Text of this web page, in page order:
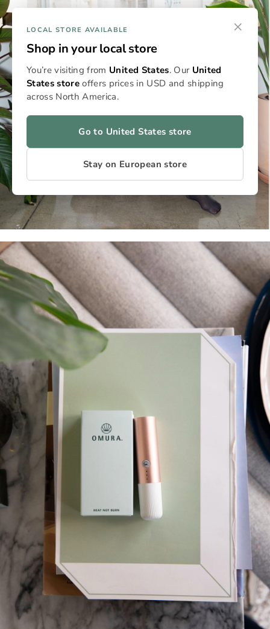
×
LOCAL STORE AVAILABLE
Shop in your local store
You’re visiting from United States. Our United
States store offers prices in USD and shipping
across North America.
Go to United States store
Stay on European store